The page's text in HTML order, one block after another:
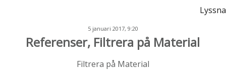
Lyssna
5 januari 2017, 9:20
Referenser, Filtrera på Material
Filtrera på Material